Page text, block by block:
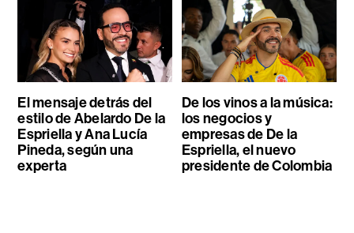
El mensaje detrás del
estilo de Abelardo De la
Espriella y Ana Lucía
Pineda, según una
experta
De los vinos a la música:
los negocios y
empresas de De la
Espriella, el nuevo
presidente de Colombia